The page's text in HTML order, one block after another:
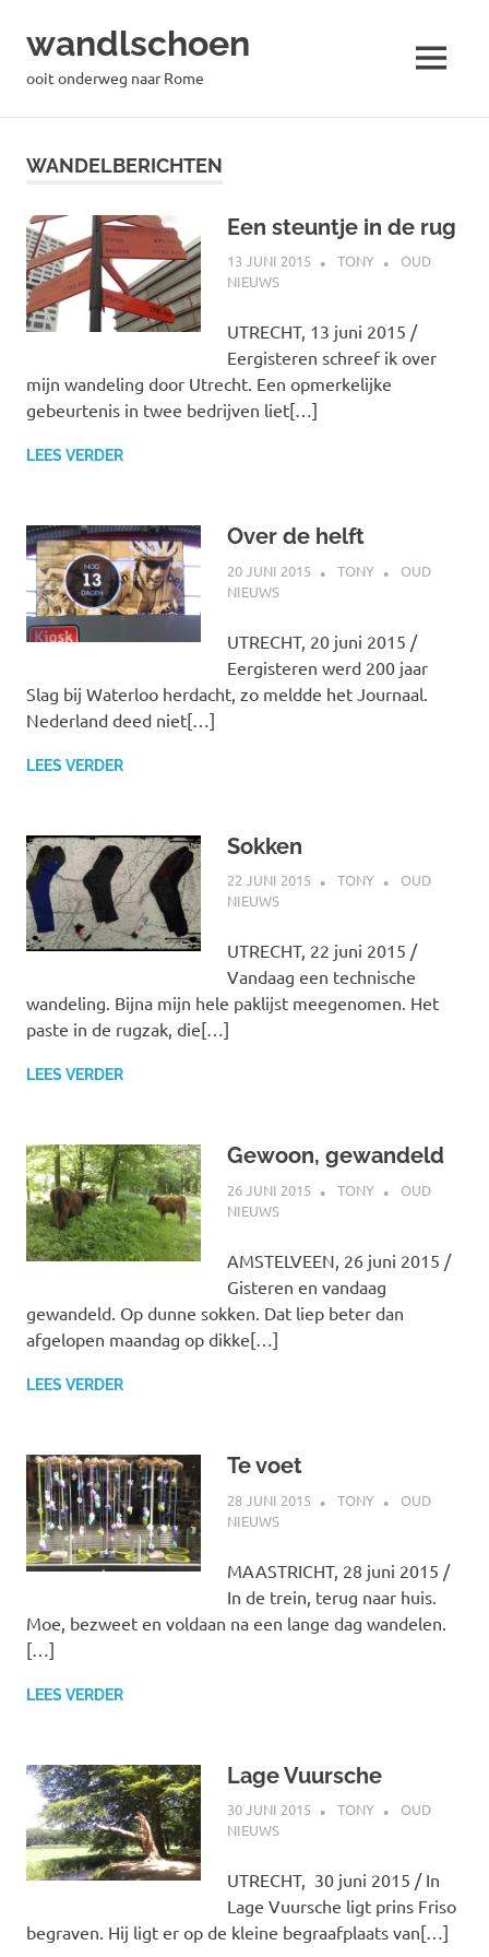
inhoud
wandlschoen
ooit onderweg naar Rome MENU
WANDELBERICHTEN
Een steuntje in de rug
13 JUNI 2015 TONY
OUD
NIEUWS
UTRECHT, 13 juni 2015 /
Eergisteren schreef ik over
mijn wandeling door Utrecht. Een opmerkelijke
gebeurtenis in twee bedrijven liet[…]
LEES VERDER
Over de helft
20 JUNI 2015 TONY
OUD
NIEUWS
UTRECHT, 20 juni 2015 /
Eergisteren werd 200 jaar
Slag bij Waterloo herdacht, zo meldde het Journaal.
Nederland deed niet[…]
LEES VERDER
Sokken
22 JUNI 2015 TONY
OUD
NIEUWS
UTRECHT, 22 juni 2015 /
Vandaag een technische
wandeling. Bijna mijn hele paklijst meegenomen. Het
paste in de rugzak, die[…]
LEES VERDER
Gewoon, gewandeld
26 JUNI 2015 TONY
OUD
NIEUWS
AMSTELVEEN, 26 juni 2015 /
Gisteren en vandaag
gewandeld. Op dunne sokken. Dat liep beter dan
afgelopen maandag op dikke[…]
LEES VERDER
Te voet
28 JUNI 2015 TONY
OUD
NIEUWS
MAASTRICHT, 28 juni 2015 /
In de trein, terug naar huis.
Moe, bezweet en voldaan na een lange dag wandelen.
[…]
LEES VERDER
Lage Vuursche
30 JUNI 2015 TONY
OUD
NIEUWS
UTRECHT, 30 juni 2015 / In
Lage Vuursche ligt prins Friso
begraven. Hij ligt er op de kleine begraafplaats van[…]